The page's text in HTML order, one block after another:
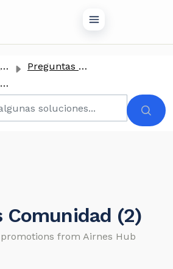
Preguntas Frecuentes
Comunidad (2)
promotions from Airnes Hub